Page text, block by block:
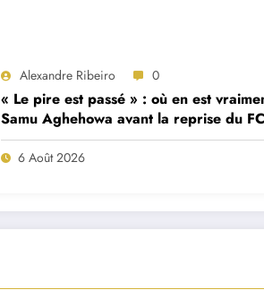
Alexandre Ribeiro 0
« Le pire est passé » : où en est
Samu Aghehowa avant la reprise du FC
Porto ?
6 Août 2026